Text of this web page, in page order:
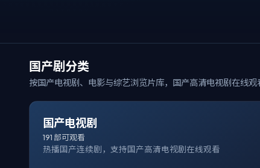
国产剧分类
按国产电视剧、电影与综艺浏览片库， 国产高清电视剧在线观
国产电视剧
191 部可观看
热播国产连续剧，支持国产高清电视剧在线观看